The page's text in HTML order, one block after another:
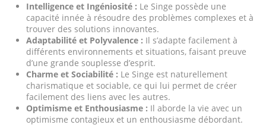
Intelligence et Ingéniosité : Le Singe possède une
capacité innée à résoudre des problèmes complexes et à
trouver des solutions innovantes.
Adaptabilité et Polyvalence : Il s’adapte facilement à
différents environnements et situations, faisant preuve
d’une grande souplesse d’esprit.
Charme et Sociabilité : Le Singe est naturellement
charismatique et sociable, ce qui lui permet de créer
facilement des liens avec les autres.
Optimisme et Enthousiasme : Il aborde la vie avec un
optimisme contagieux et un enthousiasme débordant.